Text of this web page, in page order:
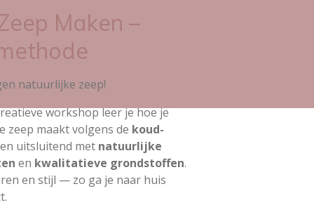
Maken –
natuurlijke zeep!
workshop leer je hoe je
zeep maakt volgens de koud-
uitsluitend met natuurlijke
en kwalitatieve grondstoffen.
en stijl — zo ga je naar huis